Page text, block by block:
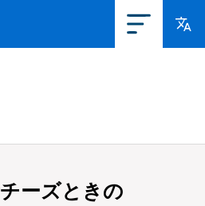
ーズときの